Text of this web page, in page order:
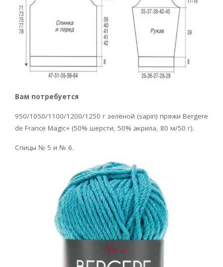
Вам потребуется
950/1050/1100/1200/1250 г зелёной (sapin) пряжи Bergere
de France Magic+ (50% шерсти, 50% акрила, 80 м/50 г).
Спицы № 5 и № 6.